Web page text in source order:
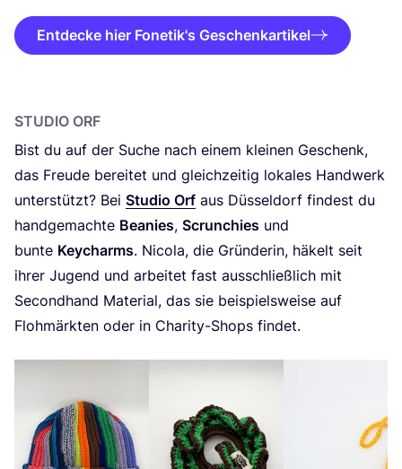
Entdecke hier Fonetik's Geschenkartikel
STU­DIO ORF
Bist du auf der Suche nach einem klei­nen Geschenk,
das Freu­de berei­tet und gleich­zei­tig loka­les Hand­werk
unter­stützt? Bei Stu­dio Orf aus Düs­sel­dorf fin­dest du
hand­ge­mach­te Beanies, Scrun­chies und
bun­te Key­ch­arms. Nico­la, die Grün­de­rin, häkelt seit
ihrer Jugend und arbei­tet fast aus­schließ­lich mit
Second­hand Mate­ri­al, das sie bei­spiels­wei­se auf
Floh­märk­ten oder in Cha­ri­ty-Shops findet.